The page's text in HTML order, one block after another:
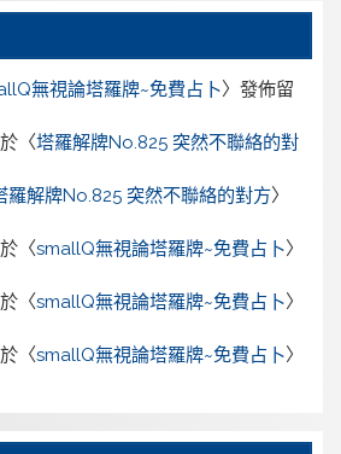
無視論塔羅牌~免費占卜〉發佈留
〈塔羅解牌No.825 突然不聯絡的對
羅解牌No.825 突然不聯絡的對方〉
〈smallQ無視論塔羅牌~免費占卜〉
〈smallQ無視論塔羅牌~免費占卜〉
〈smallQ無視論塔羅牌~免費占卜〉